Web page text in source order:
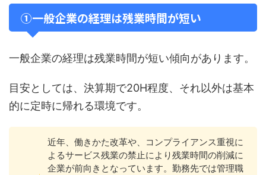
①一般企業の経理は残業時間が短い
一般企業の経理は残業時間が短い傾向があります。
目安としては、決算期で20H程度、それ以外は基本
的に定時に帰れる環境です。
近年、働きかた改革や、コンプライアンス重視に
よるサービス残業の禁止により残業時間の削減に
企業が前向きとなっています。勤務先では管理職